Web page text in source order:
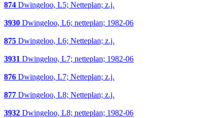
874 Dwingeloo, L5; Netteplan; z.j.
3930 Dwingeloo, L6; netteplan; 1982-06
875 Dwingeloo, L6; Netteplan; z.j.
3931 Dwingeloo, L7; netteplan; 1982-06
876 Dwingeloo, L7; Netteplan; z.j.
877 Dwingeloo, L8; Netteplan; z.j.
3932 Dwingeloo, L8; netteplan; 1982-06